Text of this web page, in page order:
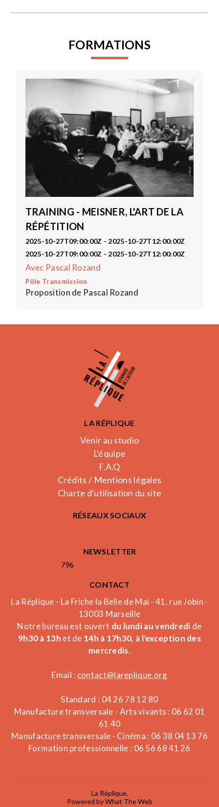
FORMATIONS
TRAINING - MEISNER, L'ART DE LA
RÉPÉTITION
2025-10-27T09:00:00Z - 2025-10-27T12:00:00Z
2025-10-27T09:00:00Z - 2025-10-27T12:00:00Z
Avec Pascal Rozand
Pôle Transmission
Proposition de Pascal Rozand
LA RÉPLIQUE
Venir au studio
L'équipe
F.A.Q
Crédits / Mentions légales
Charte d'utilisation du site
RÉSEAUX SOCIAUX
NEWSLETTER
796
CONTACT
La Réplique - La Friche la Belle de Mai - 41, rue Jobin -
13003 Marseille
Notre bureau est ouvert du lundi au vendredi de
9h30 à 13h et de 14h à 17h30, à l'exception des
mercredis.
Email : contact@lareplique.org
Standard : 04 26 78 12 80
Manufacture transversale - Arts vivants : 06 62 01
61 40
Manufacture transversale - Cinéma : 06 38 04 13 76
Formation professionnelle : 06 56 68 41 26
La Réplique.
Powered by What The Web